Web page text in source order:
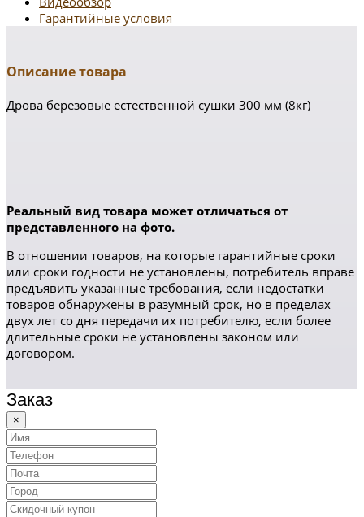
Гарантийные условия
Описание товара
Дрова березовые естественной сушки 300 мм (8кг)
Реальный вид товара может отличаться от
представленного на фото.
В отношении товаров, на которые гарантийные сроки
или сроки годности не установлены, потребитель вправе
предъявить указанные требования, если недостатки
товаров обнаружены в разумный срок, но в пределах
двух лет со дня передачи их потребителю, если более
длительные сроки не установлены законом или
договором.
Заказ
×